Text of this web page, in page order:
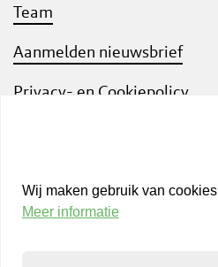
Wij maken gebruik van cookies
Meer informatie
Team
Aanmelden nieuwsbrief
Privacy- en Cookiepolicy